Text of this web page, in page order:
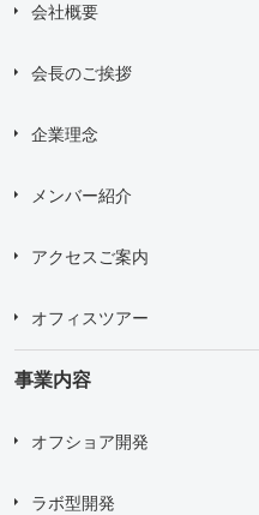
会社概要
会長のご挨拶
企業理念
メンバー紹介
アクセスご案内
オフィスツアー
事業内容
オフショア開発
ラボ型開発